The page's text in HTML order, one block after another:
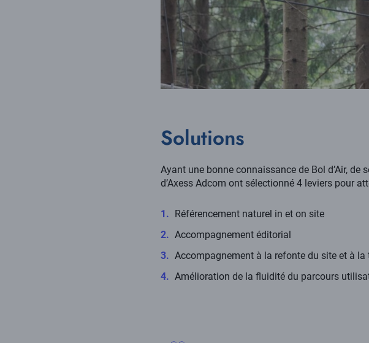
Solutions
Ayant une bonne connaissance de Bol d’Air,
d’Axess Adcom ont sélectionné 4 leviers pour
Référencement naturel in et on site
Accompagnement éditorial
Accompagnement à la refonte du site et à la
Amélioration de la fluidité du parcours